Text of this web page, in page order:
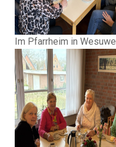
Im Pfarrheim in Wesuwe